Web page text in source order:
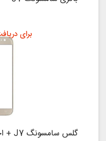
گلس سامسونگ J7 + اجرت تعویض
برای